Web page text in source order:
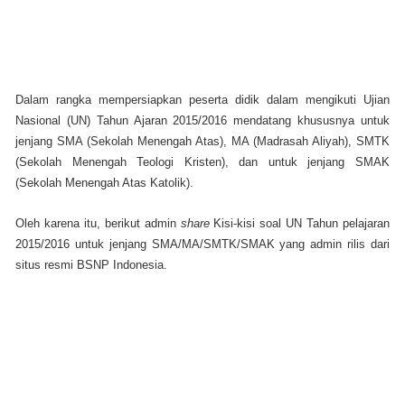
Dalam rangka mempersiapkan peserta didik dalam mengikuti Ujian
Nasional (UN) Tahun Ajaran 2015/2016 mendatang khususnya untuk
jenjang SMA (Sekolah Menengah Atas), MA (Madrasah Aliyah), SMTK
(Sekolah Menengah Teologi Kristen), dan untuk jenjang SMAK
(Sekolah Menengah Atas Katolik).
Oleh karena itu, berikut admin shareKisi-kisi soal UN Tahun pelajaran
2015/2016 untuk jenjang SMA/MA/SMTK/SMAK yang admin rilis dari
situs resmi BSNP Indonesia.